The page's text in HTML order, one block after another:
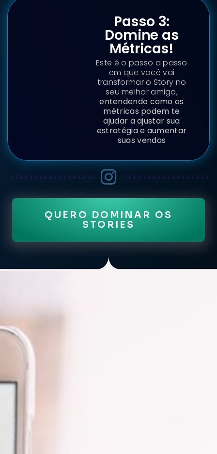
Passo 3:
Domine as
Métricas!
Este é o passo a passo
em que você vai
transformar o Story no
seu melhor amigo,
entendendo como as
métricas podem te
ajudar a ajustar sua
estratégia e aumentar
suas vendas
QUERO DOMINAR OS
STORIES